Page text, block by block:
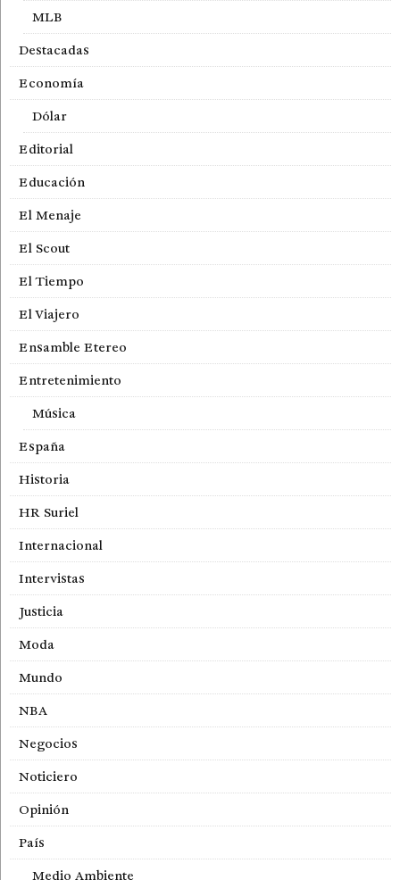
MLB
Destacadas
Economía
Dólar
Editorial
Educación
El Menaje
El Scout
El Tiempo
El Viajero
Ensamble Etereo
Entretenimiento
Música
España
Historia
HR Suriel
Internacional
Intervistas
Justicia
Moda
Mundo
NBA
Negocios
Noticiero
Opinión
País
Medio Ambiente